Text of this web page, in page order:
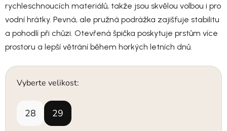
rychleschnoucích materiálů, takže jsou skvělou volbou i pro
vodní hrátky. Pevná, ale pružná podrážka zajišťuje stabilitu
a pohodlí při chůzi. Otevřená špička poskytuje prstům více
prostoru a lepší větrání během horkých letních dnů.
Vyberte velikost:
28 29